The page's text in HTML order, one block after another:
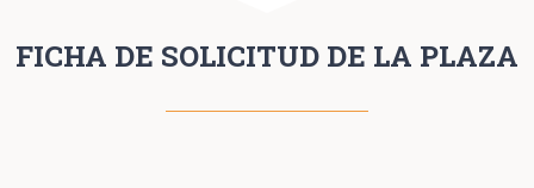
FICHA DE SOLICITUD DE LA PLAZA